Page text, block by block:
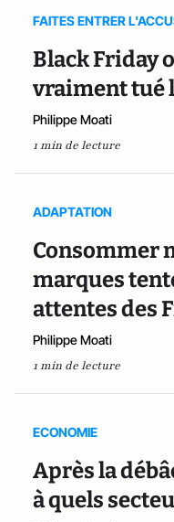
FAITES ENTRER
Black Friday
vraiment tué
Philippe Moati
1 min de lecture
ADAPTATION
Consommer
marques
attentes des
Philippe Moati
1 min de lecture
ECONOMIE
Après la
à quels